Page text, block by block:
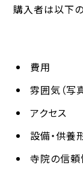
購入者は以下
費用
雰囲気（写
アクセス
設備・供養
寺院の信頼